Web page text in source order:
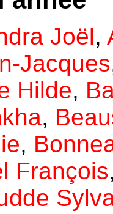
Joël,
Jacques
Hilde,
,
,
François